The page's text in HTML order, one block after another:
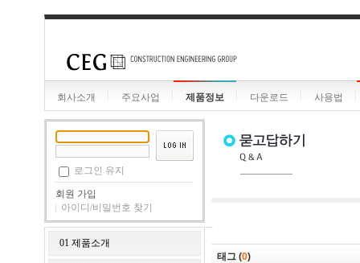
회사소개 주요사업 제품정보 다운로드 사용법
로그인 유지
회원 가입
아이디/비밀번호 찾기
01 제품소개
태그 (0)